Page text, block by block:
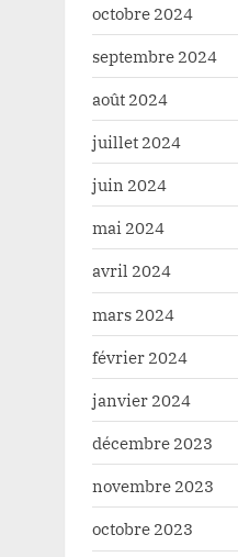
octobre 2024
septembre 2024
août 2024
juillet 2024
juin 2024
mai 2024
avril 2024
mars 2024
février 2024
janvier 2024
décembre 2023
novembre 2023
octobre 2023